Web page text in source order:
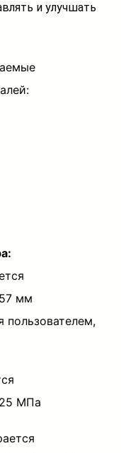
и улучшать
мм
пользователем,
25 МПа